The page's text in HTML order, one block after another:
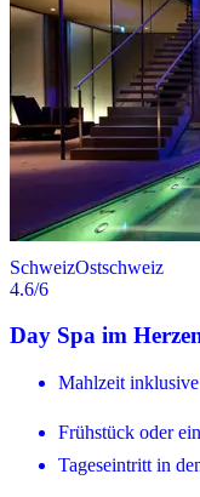
SchweizOstschweiz
4.6/6
Day Spa im
Mahlzeit inklusive
Frühstück oder
Tageseintritt in